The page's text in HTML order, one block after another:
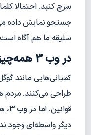
سرچ کنید. احتمالا
جستجو نمایش داده
سلیقه ما هم آگاه
در وب 3 همه‌چیز غیرمتمرکز اداره می‌شود!
کمپانی‌هایی مانند
طراحی می‌کنند. مردم
قوانین. اما دروب 3
،
دیگر واسطه‌ای وجود